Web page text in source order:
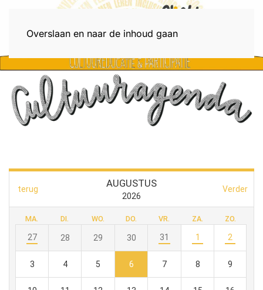
Overslaan en naar de inhoud gaan